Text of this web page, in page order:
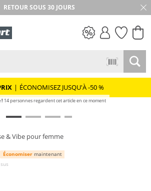
RETOUR SOUS 30 JOURS
| ÉCONOMISEZ JUSQU'À -50 %
! 14 personnes regardent cet article en ce moment
& Vibe pour femme
Économiser maintenant